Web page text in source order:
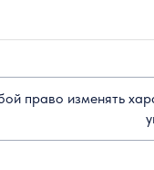
право изменять